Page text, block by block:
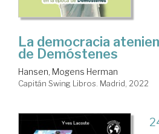
La democracia
de Demóstenes
Hansen, Mogens Herman
Capitán Swing Libros. Madrid, 2022